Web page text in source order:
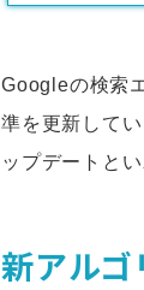
Googleの検索
準を更新して
ップデートと
新アル